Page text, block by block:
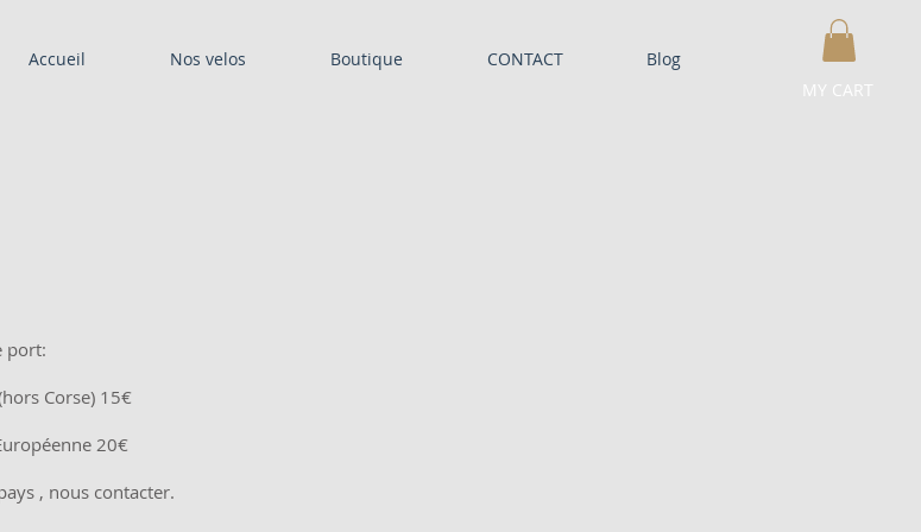
MY CART
Accueil Nos velos Boutique CONTACT Blog
port:
Corse) 15€
20€
, nous contacter.